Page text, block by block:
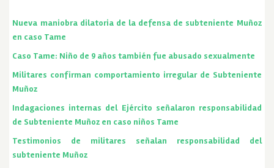
Nueva maniobra dilatoria de la defensa de subteniente Muñoz
en caso Tame
Caso Tame: Niño de 9 años también fue abusado sexualmente
Militares confirman comportamiento irregular de Subteniente
Muñoz
Indagaciones internas del Ejército señalaron responsabilidad
de Subteniente Muñoz en caso niños Tame
Testimonios de militares señalan responsabilidad del
subteniente Muñoz